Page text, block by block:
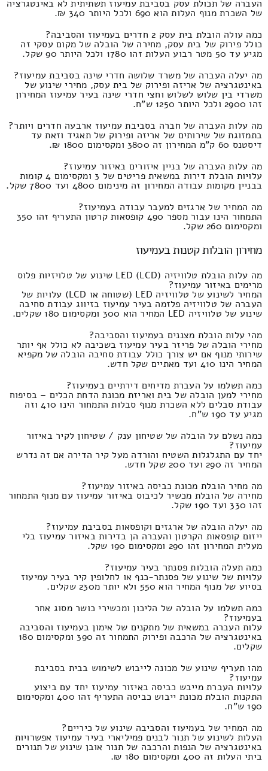
העברה של תכולת עסק בסביבת עמיעוז תשתיתית לא באינטגרציה
של השכרת מנוף העלות הוא 690 ולכל היותר 340 ₪.
כמה עולה הובלת בית עסק 2 חדרים בעמיעוז והסביבה?
כולל פירוק של בית עסק, מחירה של הובלה של מקום עסקי זה
מגיע עד 50 מטר רבוע העלות זהו 1780 ולכל היותר 90 שקל.
מה יעלה העברה של משרד שלושה חדרי שינה בסביבת עמיעוז?
באינטגרציה של אריזה ופירוק של בית עסק, מחירי שינוע של
משרדי בין שלוש לשלוש וחצי חדרי שינה בעיר עמיעוז המחירון
זהו 2900 ולכל היותר 1250 ש"ח.
מה עלות העברה של חברה בסביבת עמיעוז ארבעה חדרים ויותר?
בתמזוגת של שירותים של אריזה ופירוק של תאגיד וזאת עד
דיסטנס 60 ק"מ המחירון זה 3800 ומקסימום 1800 ₪.
מה עלות העברה של בניין איזורים באיזור עמיעוז?
עלויות הובלת דירות במשאית פריטים של 3 ומקסימום 4 קומות
בבניין מקומות עבודה המחירון זה מינימום 4800 ועד 7800 שקל.
מה המחיר של ארגזים למעבר עבודה בעמיעוז?
התמחור הינו עבור מספר 490 קופסאות קרטון התעריף זהו 350
ומקסימום 260 שקל.
מחירון הובלות קטנות בעמיעוז
מה עלות הובלת טלוויזיה LED (LCD) שינוע של טלויזיות פלוס
מרימים באיזור עמיעוז?
המחיר לשינוע של טלוויזיה LED (שטוחה או LCD) עלויות של
העברה של טלוויזיה פלזמה בעיר עמיעוז בזיווג עבודת סחיבה
שינוע של טלוויזיה LED המחיר הוא 300 ומקסימום 180 שקלים.
מהי עלות הובלת מצננים בעמיעוז והסביבה?
מחירי הובלה של פריזר בעיר עמיעוז בשכיבה לא כולל אף יותר
שירותי מנוף אם יש צורך כולל עבודת סחיבה הובלה של מקפיא
המחיר הינו 410 ועד מאתיים שקל חדש.
כמה תשלמו על העברת מדיחים דירתיים בעמיעוז?
מחירי למען הובלה של בית ואריזת מכונת הדחת הכלים – בסיפוח
עבודת סבלים ללא השכרת מנוף סבלות התמחור הינו 410 וזה
מגיע עד 190 ש"ח.
כמה נשלם על הובלה של שטיחון ענק / שטיחון לקיר באיזור
עמיעוז?
יחד עם התגלגלות השטיח והורדה מעל קיר הדירה אם זה נדרש
המחיר זה 290 ועד 200 שקל חדש.
מה מחיר הובלת מכונת כביסה באיזור עמיעוז?
מחירה של הובלת מכשיר לכיבוס באיזור עמיעוז עם מנוף התמחור
זהו 330 ועד 190 שקל.
מה יעלה הובלה של ארגזים וקופסאות בסביבת עמיעוז?
ייזום קופסאות הקרטון והעברה הן בדירות באיזור עמיעוז בלי
מעלית המחירון זהו 290 ומקסימום 190 שקל.
כמה תעלה הובלות פסנתר בעיר עמיעוז?
עלויות של שינוע של פסנתר-כנף או לחלופין קיר בעיר עמיעוז
בסיוע של מנוף המחיר הוא 550 ולא יותר מ230 שקלים.
כמה תשלמו על הובלה של הליכון ומכשירי כושר מסוג אחר
בעמיעוז?
עלות העברה במשאית של מתקנים של אימון בעמיעוז והסביבה
באינטגרציה של הרכבה ופירוק התמחור זה 390 ומקסימום 180
שקלים.
מהו תעריף שינוע של מכונה לייבוש לשימוש בבית בסביבת
עמיעוז?
עלויות העברת מייבש כביסה באיזור עמיעוז יחד עם ביצוע
התקנות הובלת מכונת ייבוש כביסה התעריף זהו 400 ומקסימום
190 ש"ח.
מה המחיר של בעמיעוז והסביבה שינוע של כיריים?
העלות לשינוע של תנור לבנים פמיליארי בעיר עמיעוז אפשרויות
באינטגרציה של הנפות והרכבה של תנור אובן שינוע של תנורים
ביתי העלות זה 400 ומקסימום 180 ₪.